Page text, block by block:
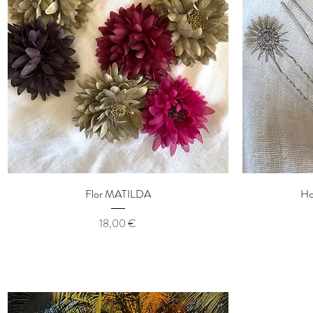
Aperçu rapide
Flor MATILDA
Prix
18,00 €